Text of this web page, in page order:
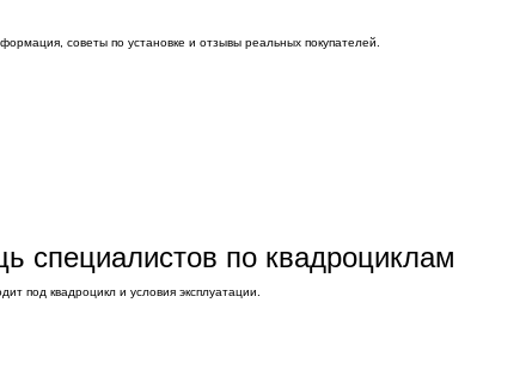
советы по установке и отзывы реальных покупателей.
специалистов по квадроциклам
под квадроцикл и условия эксплуатации.